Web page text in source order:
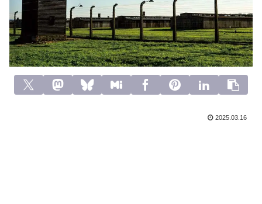
2025.03.16